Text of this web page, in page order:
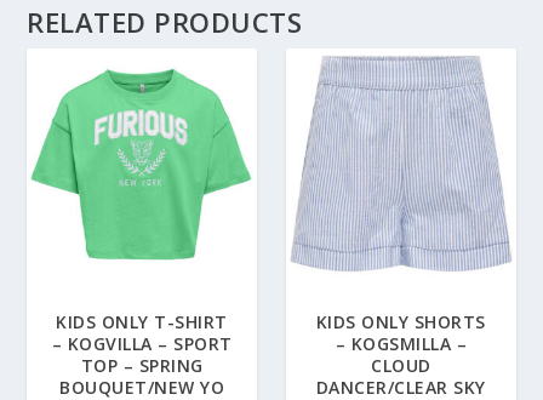
RELATED PRODUCTS
KIDS ONLY T-SHIRT
– KOGVILLA – SPORT
TOP – SPRING
BOUQUET/NEW YO
KIDS ONLY SHORTS
– KOGSMILLA –
CLOUD
DANCER/CLEAR SKY